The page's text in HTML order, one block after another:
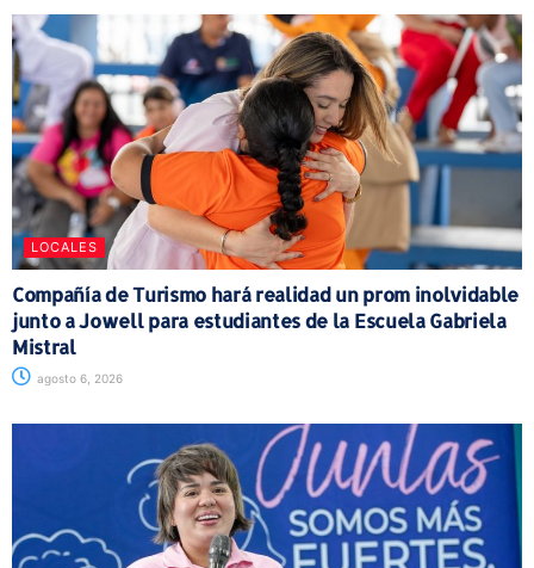
LOCALES
Compañía de Turismo hará realidad un prom inolvidable
junto a Jowell para estudiantes de la Escuela Gabriela
Mistral
agosto 6, 2026